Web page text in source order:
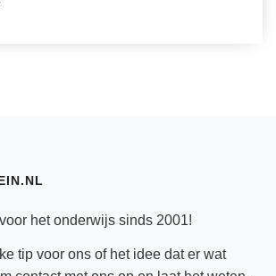
het onderwijs sinds 2001!
tip voor ons of het idee dat er wat